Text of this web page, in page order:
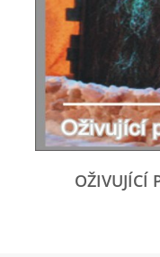
OŽIVUJÍCÍ